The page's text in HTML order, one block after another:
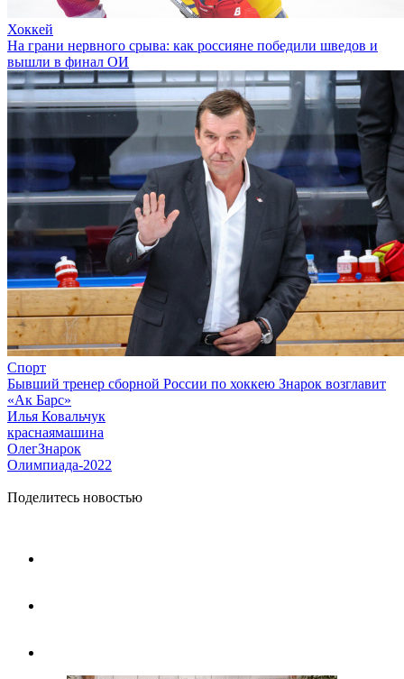
Хоккей
На грани нервного срыва: как россияне победили шведов и
вышли в финал ОИ
Спорт
Бывший тренер сборной России по хоккею Знарок возглавит
«Ак Барс»
Илья Ковальчук
краснаямашина
ОлегЗнарок
Олимпиада-2022
Поделитесь новостью